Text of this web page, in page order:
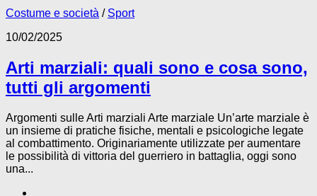
Costume e società / Sport
10/02/2025
Arti marziali: quali sono e cosa sono,
tutti gli argomenti
Argomenti sulle Arti marziali Arte marziale Un’arte marziale è
un insieme di pratiche fisiche, mentali e psicologiche legate
al combattimento. Originariamente utilizzate per aumentare
le possibilità di vittoria del guerriero in battaglia, oggi sono
una...